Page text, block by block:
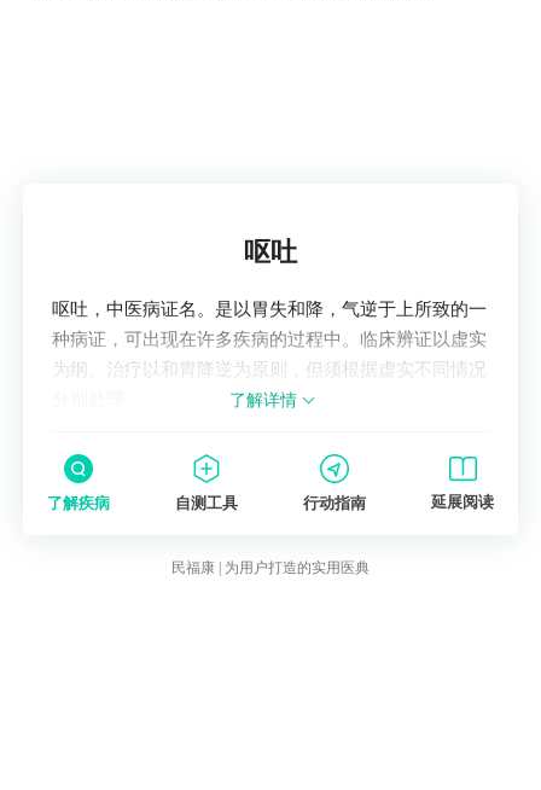
呕吐
呕吐，中医病证名。是以胃失和降，气逆于上所致的一
种病证，可出现在许多疾病的过程中。临床辨证以虚实
为纲。治疗以和胃降逆为原则，但须根据虚实不同情况
了解详情
了解疾病 自测工具 行动指南 延展阅读
民福康 | 为用户打造的实用医典